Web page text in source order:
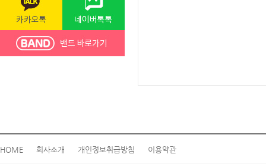
HOME 회사소개 개인정보취급방침 이용약관